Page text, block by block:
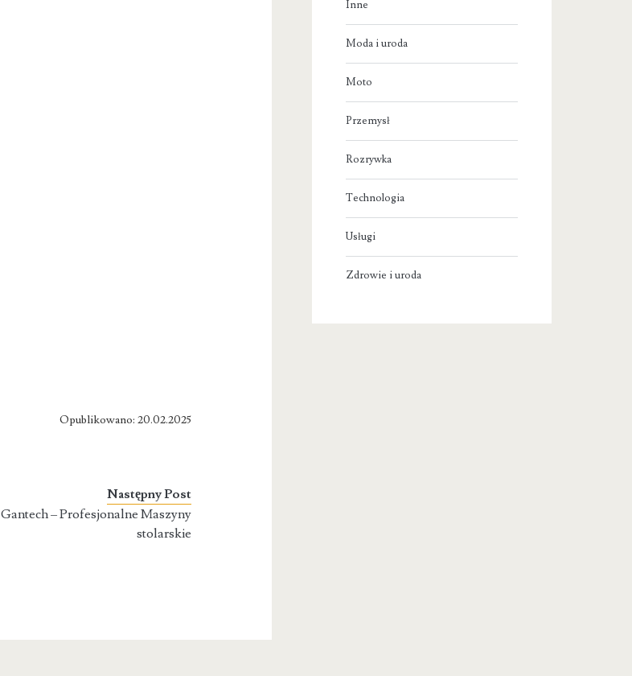
Opublikowano: 20.02.2025
Następny Post
Gantech – Profesjonalne Maszyny
stolarskie
Inne
Moda i uroda
Moto
Przemysł
Rozrywka
Technologia
Usługi
Zdrowie i uroda